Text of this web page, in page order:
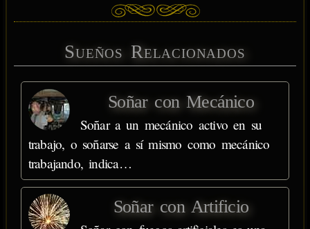
Sueños Relacionados
Soñar con Mecánico
Soñar a un mecánico activo en su
trabajo, o soñarse a sí mismo como mecánico
trabajando, indica…
Soñar con Artificio